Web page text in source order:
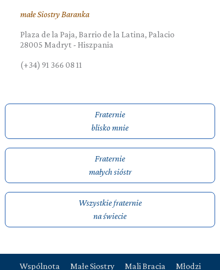
małe Siostry Baranka
Plaza de la Paja, Barrio de la Latina, Palacio
28005 Madryt - Hiszpania
(+34) 91 366 08 11
Fraternie
blisko mnie
Fraternie
małych sióstr
Wszystkie fraternie
na świecie
Wspólnota Małe Siostry Mali Bracia Młodzi